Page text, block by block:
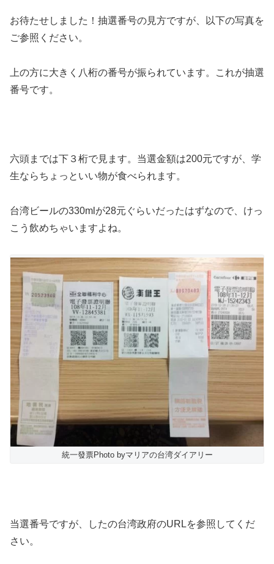
お待たせしました！抽選番号の見方ですが、以下の写真を
ご参照ください。
上の方に大きく八桁の番号が振られています。これが抽選
番号です。
六頭までは下３桁で見ます。当選金額は200元ですが、学
生ならちょっといい物が食べられます。
台湾ビールの330mlが28元ぐらいだったはずなので、けっ
こう飲めちゃいますよね。
統一發票Photo byマリアの台湾ダイアリー
当選番号ですが、したの台湾政府のURLを参照してくだ
さい。